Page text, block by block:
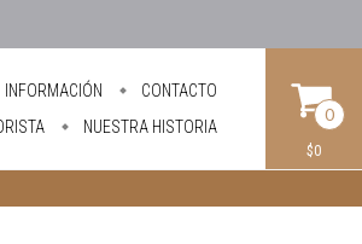
INFORMACIÓN
CONTACTO
NUESTRA HISTORIA
0
$0